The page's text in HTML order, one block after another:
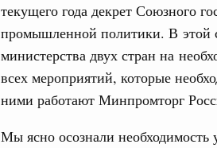
текущего года декрет Союзного
промышленной политики. В этой
министерства двух стран на
всех мероприятий, которые
ними работают Минпромторг
Мы ясно осознали необходимость